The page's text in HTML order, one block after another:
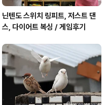
닌텐도 스위치 링피트, 저스트 댄
스, 다이어트 복싱 / 게임후기